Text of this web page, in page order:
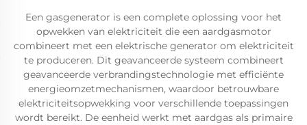
Een gasgenerator is een complete oplossing voor het
opwekken van elektriciteit die een aardgasmotor
combineert met een elektrische generator om elektriciteit
te produceren. Dit geavanceerde systeem combineert
geavanceerde verbrandingstechnologie met efficiënte
energieomzetmechanismen, waardoor betrouwbare
elektriciteitsopwekking voor verschillende toepassingen
wordt bereikt. De eenheid werkt met aardgas als primaire